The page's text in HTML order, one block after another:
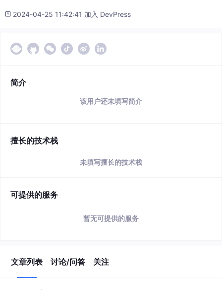
2024-04-25 11:42:41 加入 DevPress
简介
该用户还未填写简介
擅长的技术栈
未填写擅长的技术栈
可提供的服务
暂无可提供的服务
文章列表 讨论/问答 关注